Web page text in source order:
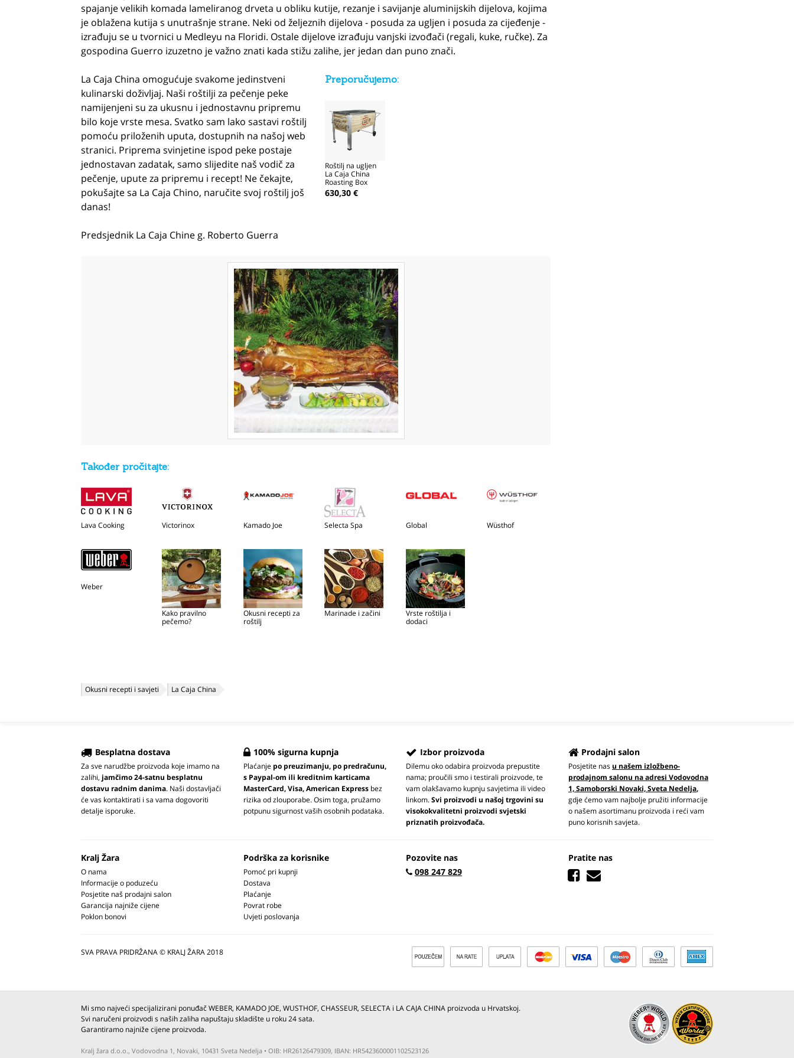
spajanje velikih komada lameliranog drveta u obliku kutije, rezanje i savijanje aluminijskih dijelova, kojima
je oblažena kutija s unutrašnje strane. Neki od željeznih dijelova - posuda za ugljen i posuda za cijeđenje -
izrađuju se u tvornici u Medleyu na Floridi. Ostale dijelove izrađuju vanjski izvođači (regali, kuke, ručke). Za
gospodina Guerro izuzetno je važno znati kada stižu zalihe, jer jedan dan puno znači.
Preporučujemo:
Roštilj na ugljen
La Caja China
Roasting Box
Medium
630,30 €
La Caja China omogućuje svakome jedinstveni
kulinarski doživljaj. Naši roštilji za pečenje peke
namijenjeni su za ukusnu i jednostavnu pripremu
bilo koje vrste mesa. Svatko sam lako sastavi roštilj
pomoću priloženih uputa, dostupnih na našoj web
stranici. Priprema svinjetine ispod peke postaje
jednostavan zadatak, samo slijedite naš vodič za
pečenje, upute za pripremu i recept! Ne čekajte,
pokušajte sa La Caja Chino, naručite svoj roštilj još
danas!
Predsjednik La Caja Chine g. Roberto Guerra
Također pročitajte:
Lava Cooking Victorinox Kamado Joe Selecta Spa Global Wüsthof
Weber
Kako pravilno
pečemo?
Okusni recepti za
roštilj
Marinade i začini
Vrste roštilja i
dodaci
Okusni recepti i savjeti La Caja China
Besplatna dostava
Za sve narudžbe proizvoda koje imamo na
zalihi, jamčimo 24-satnu besplatnu
dostavu radnim danima. Naši dostavljači
će vas kontaktirati i sa vama dogovoriti
detalje isporuke.
100% sigurna kupnja
Plaćanje po preuzimanju, po predračunu,
s Paypal-om ili kreditnim karticama
MasterCard, Visa, American Express bez
rizika od zlouporabe. Osim toga, pružamo
potpunu sigurnost vaših osobnih podataka.
Izbor proizvoda
Dilemu oko odabira proizvoda prepustite
nama; proučili smo i testirali proizvode, te
vam olakšavamo kupnju savjetima ili video
linkom.Svi proizvodi u našoj trgovini su
visokokvalitetni proizvodi svjetski
priznatih proizvođača.
Prodajni salon
Posjetite nasu našem izložbeno-
prodajnom salonu na adresi Vodovodna
1, Samoborski Novaki, Sveta Nedelja,
gdje ćemo vam najbolje pružiti informacije
o našem asortimanu proizvoda i reći vam
puno korisnih savjeta.
Kralj Žara
O nama
Informacije o poduzeću
Posjetite naš prodajni salon
Garancija najniže cijene
Poklon bonovi
Podrška za korisnike
Pomoć pri kupnji
Dostava
Plaćanje
Povrat robe
Uvjeti poslovanja
Pozovite nas
098 247 829
Pratite nas
SVA PRAVA PRIDRŽANA © KRALJ ŽARA 2018
Mi smo najveći specijalizirani ponuđač WEBER, KAMADO JOE, WUSTHOF, CHASSEUR, SELECTA i LA CAJA CHINA proizvoda u Hrvatskoj.
Svi naručeni proizvodi s naših zaliha napuštaju skladište u roku 24 sata.
Garantiramo najniže cijene proizvoda.
Kralj žara d.o.o., Vodovodna 1, Novaki, 10431 Sveta Nedelja • OIB: HR26126479309, IBAN: HR5423600001102523126